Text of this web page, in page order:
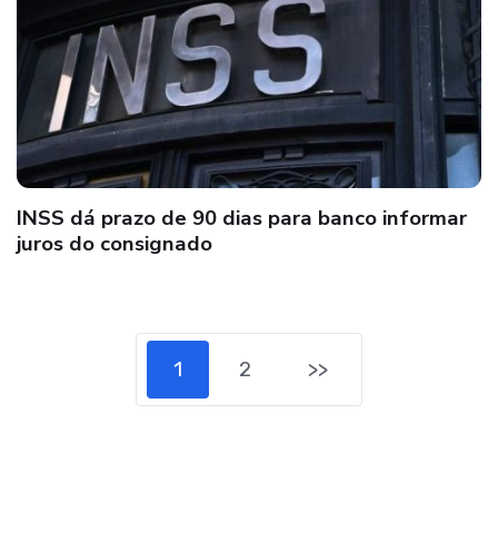
INSS dá prazo de 90 dias para banco informar
juros do consignado
1 2 >>